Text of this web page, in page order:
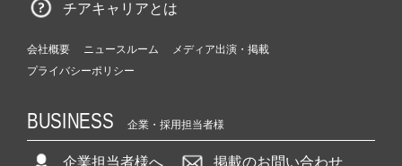
チアキャリアとは
会社概要 ニュースルーム
メディア出演・掲載
プライバシーポリシー
BUSINESS 企業・採用担当者様
企業担当者様へ 掲載のお問い合わせ